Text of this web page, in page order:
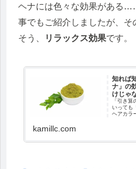
ヘナには色々な効果がある
事でもご紹介しましたが、そ
そう、
リラックス効果です。
知れば
ナ」の
けじゃ
「引き
いっても
ヘアカラ
ナエキ
kamillc.com